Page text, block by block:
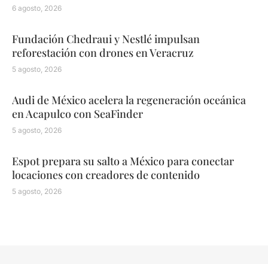
6 agosto, 2026
Fundación Chedraui y Nestlé impulsan
reforestación con drones en Veracruz
5 agosto, 2026
Audi de México acelera la regeneración oceánica
en Acapulco con SeaFinder
5 agosto, 2026
Espot prepara su salto a México para conectar
locaciones con creadores de contenido
5 agosto, 2026